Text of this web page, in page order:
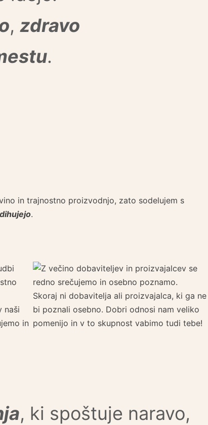
, zdravo
.
in trajnostno proizvodnjo, zato sodelujem s
.
naši
in
Skoraj ni dobavitelja ali proizvajalca, ki ga ne
bi poznali osebno. Dobri odnosi nam veliko
pomenijo in v to skupnost vabimo tudi tebe!
, ki spoštuje naravo,